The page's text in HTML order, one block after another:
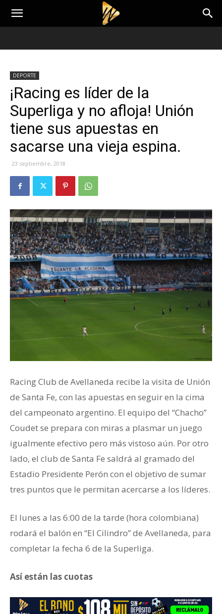
DEPORTE
¡Racing es líder de la
Superliga y no afloja! Unión
tiene sus apuestas en
sacarse una vieja espina.
23 septiembre, 2018
Racing Club de Avellaneda recibe la visita de Unión
de Santa Fe, con las apuestas en seguir en la cima
del campeonato argentino. El equipo del “Chacho”
Coudet se prepara con miras a plasmar un juego
igualmente efectivo pero más vistoso aún. Por otro
lado, el club de Santa Fe saldrá al gramado del
Estadio Presidente Perón con el objetivo de sumar
tres puntos que le permitan acercarse a los líderes.
El lunes a las 6:00 de la tarde (hora colombiana)
rodará el balón en “El Cilindro” de Avellaneda, para
completar la fecha 6 de la Superliga.
Así están las cuotas